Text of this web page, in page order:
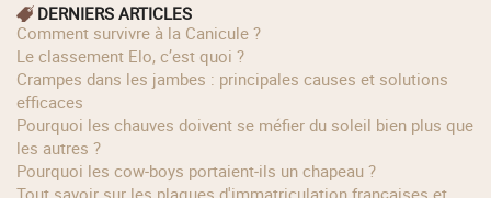
DERNIERS ARTICLES
Comment survivre à la Canicule ?
Le classement Elo, c’est quoi ?
Crampes dans les jambes : principales causes et solutions
efficaces
Pourquoi les chauves doivent se méfier du soleil bien plus que
les autres ?
Pourquoi les cow‑boys portaient‑ils un chapeau ?
Tout savoir sur les plaques d'immatriculation françaises et